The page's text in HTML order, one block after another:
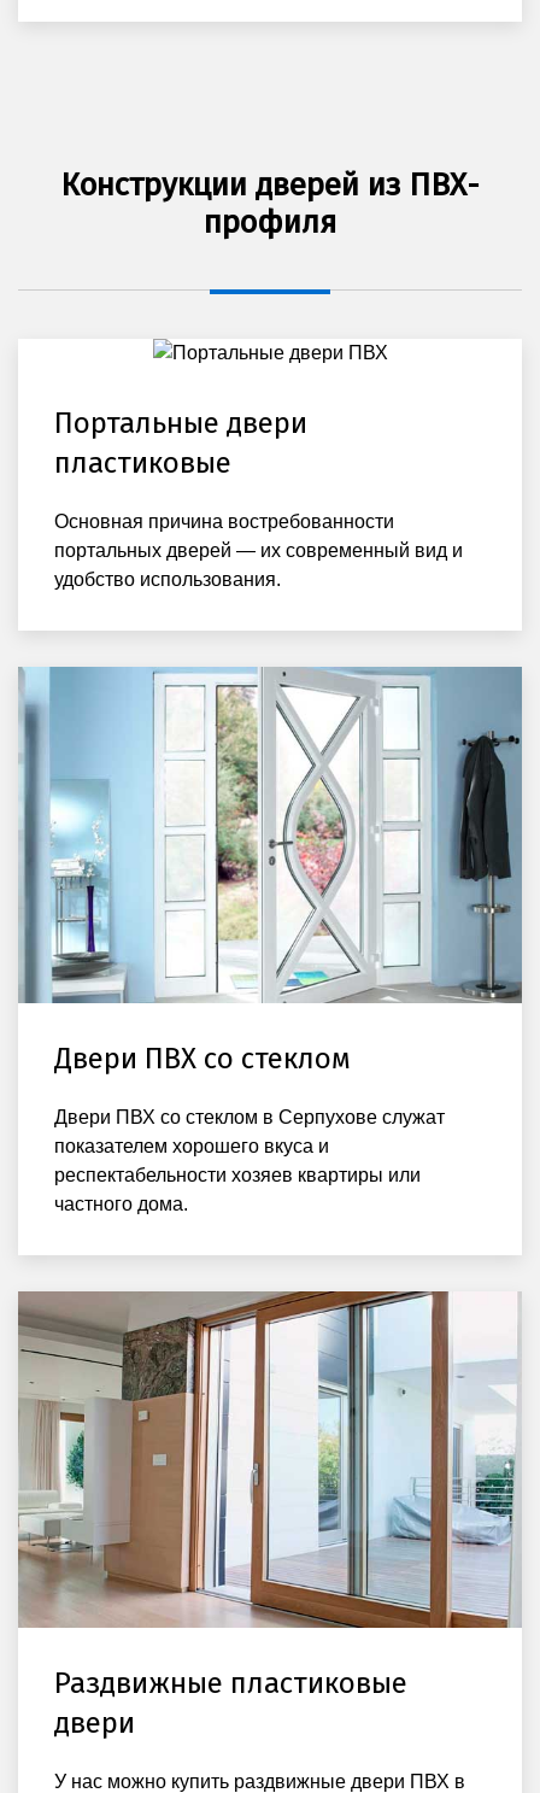
Конструкции дверей из ПВХ-
профиля
Портальные двери
пластиковые
Основная причина востребованности
портальных дверей — их современный вид и
удобство использования.
Двери ПВХ со стеклом
Двери ПВХ со стеклом в Серпухове служат
показателем хорошего вкуса и
респектабельности хозяев квартиры или
частного дома.
Раздвижные пластиковые
двери
У нас можно купить раздвижные двери ПВХ в